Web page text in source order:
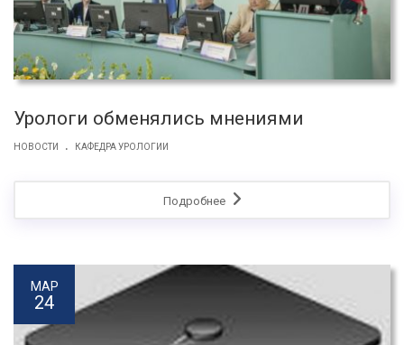
Урологи обменялись мнениями
НОВОСТИ . КАФЕДРА УРОЛОГИИ
Подробнее
МАР
24